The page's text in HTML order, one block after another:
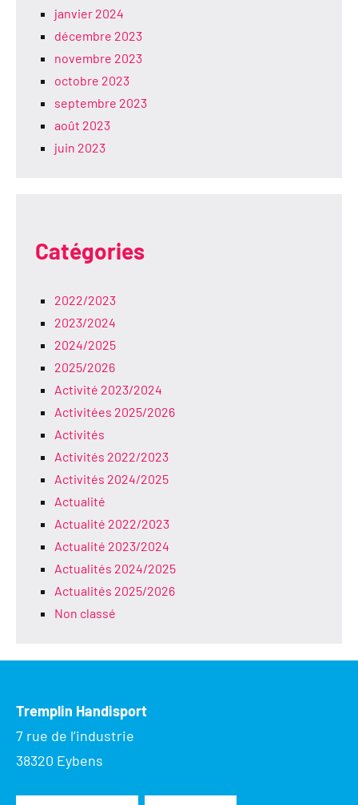
janvier 2024
décembre 2023
novembre 2023
octobre 2023
septembre 2023
août 2023
juin 2023
Catégories
2022/2023
2023/2024
2024/2025
2025/2026
Activité 2023/2024
Activitées 2025/2026
Activités
Activités 2022/2023
Activités 2024/2025
Actualité
Actualité 2022/2023
Actualité 2023/2024
Actualités 2024/2025
Actualités 2025/2026
Non classé
Tremplin Handisport
7 rue de l’industrie
38320 Eybens